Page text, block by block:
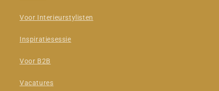
Voor Interieurstylisten
Inspiratiesessie
Voor B2B
Vacatures